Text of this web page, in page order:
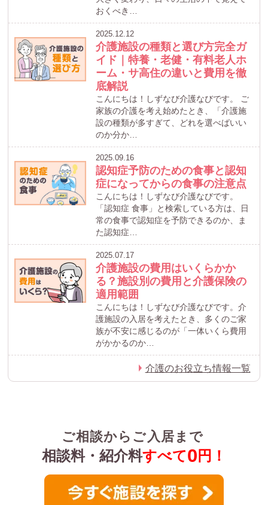
おくべき…
2025.12.12
介護施設の種類と選び方完全ガ
イド｜特養・老健・有料老人ホ
ーム・サ高住の違いと費用を徹
底解説
こんにちは！しずなび介護なびです。 ご
家族の介護を考え始めたとき、「介護施
設の種類が多すぎて、どれを選べばいい
のか分か…
2025.09.16
認知症予防のための食事と認知
症になってからの食事の注意点
こんにちは！しずなび介護なびです。
「認知症 食事」と検索している方は、日
常の食事で認知症を予防できるのか、ま
た認知症…
2025.07.17
介護施設の費用はいくらかか
る？施設別の費用と介護保険の
適用範囲
こんにちは！しずなび介護なびです。介
護施設の入居を考えたとき、多くのご家
族が不安に感じるのが「一体いくら費用
がかかるのか…
介護のお役立ち情報一覧
ご相談からご入居まで
相談料・紹介料すべて0 円！